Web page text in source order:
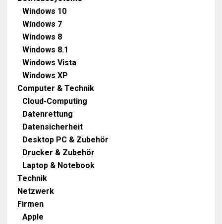
Windows 10
Windows 7
Windows 8
Windows 8.1
Windows Vista
Windows XP
Computer & Technik
Cloud-Computing
Datenrettung
Datensicherheit
Desktop PC & Zubehör
Drucker & Zubehör
Laptop & Notebook
Technik
Netzwerk
Firmen
Apple